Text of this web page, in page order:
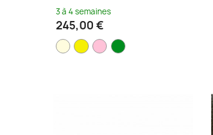
3 à 4 semaines
245,00 €